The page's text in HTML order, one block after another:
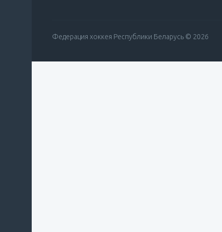
Федерация хоккея Республики Беларусь © 2026